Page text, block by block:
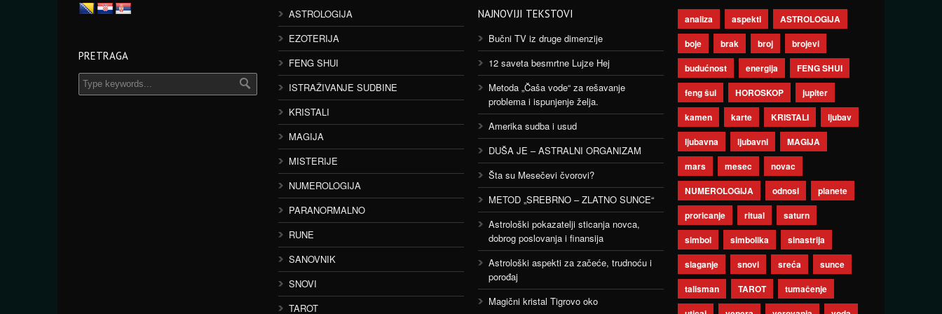
PRETRAGA
ASTROLOGIJA
EZOTERIJA
FENG SHUI
ISTRAŽIVANJE SUDBINE
KRISTALI
MAGIJA
MISTERIJE
NUMEROLOGIJA
PARANORMALNO
RUNE
SANOVNIK
SNOVI
TAROT
NAJNOVIJI TEKSTOVI
Bučni TV iz druge dimenzije
12 saveta besmrtne Lujze Hej
Metoda „Čaša vode“ za rešavanje
problema i ispunjenje želja.
Amerika sudba i usud
DUŠA JE – ASTRALNI ORGANIZAM
Šta su Mesečevi čvorovi?
METOD „SREBRNO – ZLATNO SUNCE“
Astrološki pokazatelji sticanja novca,
dobrog poslovanja i finansija
Astrološki aspekti za začeće, trudnoću i
porođaj
Magični kristal Tigrovo oko
analiza aspekti
ASTROLOGIJA
boje
brak broj
brojevi
budućnost
energija
FENG SHUI
feng šui
HOROSKOP
jupiter
kamen
karte KRISTALI
ljubav
ljubavna
ljubavni
MAGIJA
mars
mesec
novac
NUMEROLOGIJA
odnosi
planete
proricanje
ritual
saturn
simbol
simbolika
sinastrija
slaganje
snovi sreća
sunce
talisman
TAROT
tumačenje